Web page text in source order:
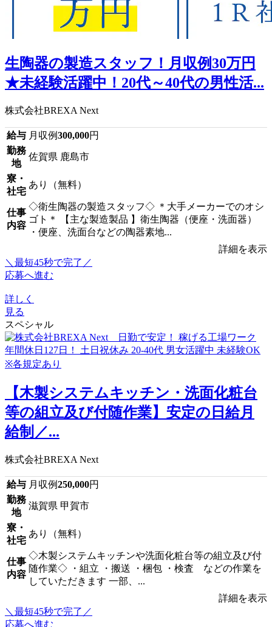
生陶器の製造スタッフ！月収例30万円
★未経験活躍中！20代～40代の男性活...
株式会社BREXA Next
給与 月収例300,000円
勤務
地
佐賀県 鹿島市
寮・
社宅
あり（無料）
仕事
内容
◇衛生陶器の製造スタッフ◇ ＊大手メーカーでのオシ
ゴト＊ 【主な製造製品 】衛生陶器（便座・洗面器）
・便座、洗面台などの陶器素地...
詳細を表示
＼最短45秒で完了／
応募へ進む
詳しく
見る
スペシャル
【木製システムキッチン・洗面化粧台
等の組立及び付随作業】安定の日給月
給制／...
株式会社BREXA Next
給与 月収例250,000円
勤務
地
滋賀県 甲賀市
寮・
社宅
あり（無料）
仕事
内容
◇木製システムキッチンや洗面化粧台等の組立及び付
随作業◇ ・組立 ・搬送 ・梱包 ・検査 などの作業を
していただきます 一部、...
詳細を表示
＼最短45秒で完了／
応募へ進む